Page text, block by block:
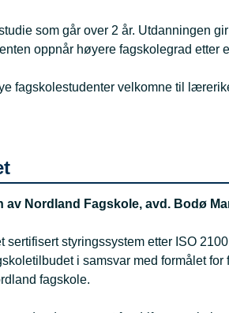
som går over 2 år. Utdanningen
oppnår høyere fagskolegrad etter
fagskolestudenter velkomne til
av Nordland Fagskole, avd. Bodø
sertifisert styringssystem etter ISO
i samsvar med formålet
fagskole.